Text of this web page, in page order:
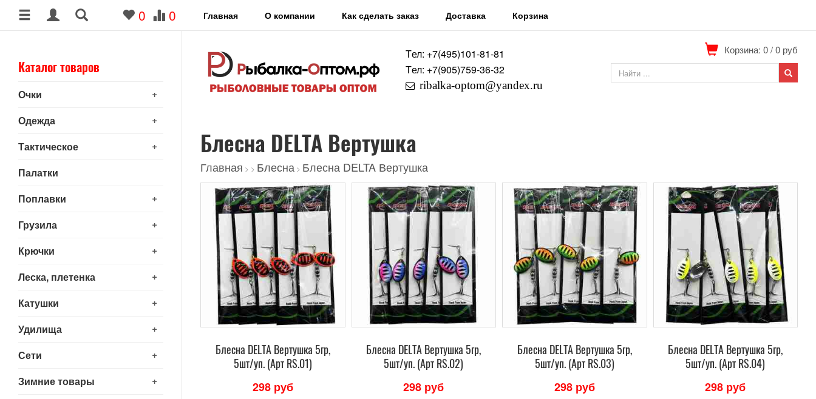
0 0 Главная О компании Как сделать заказ Доставка Корзина
Каталог товаров
+
Очки
+
Одежда
+
Тактическое
Палатки
+
Поплавки
+
Грузила
+
Крючки
+
Леска, плетенка
+
Катушки
+
Удилища
+
Сети
+
Зимние товары
Tел: +7(495)101-81-81
Tел: +7(905)759-36-32
ribalka-optom@yandex.ru
Корзина: 0/0 руб
Блесна DELTA Вертушка
Главная > > Блесна > Блесна DELTA Вертушка
Блесна DELTA Вертушка 5гр,
5шт/уп. (Арт RS.01)
298 руб
Блесна DELTA Вертушка 5гр,
5шт/уп. (Арт RS.02)
298 руб
Блесна DELTA Вертушка 5гр,
5шт/уп. (Арт RS.03)
298 руб
Блесна DELTA Вертушка 5гр,
5шт/уп. (Арт RS.04)
298 руб